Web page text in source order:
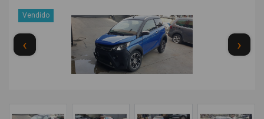
Vendido
‹ ›